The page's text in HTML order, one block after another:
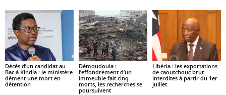
Décès d’un candidat au
Bac à Kindia : le ministère
dément une mort en
détention
Démoudoula :
l’effondrement d’un
immeuble fait cinq
morts, les recherches se
poursuivent
Libéria : les exportations
de caoutchouc brut
interdites à partir du 1er
juillet